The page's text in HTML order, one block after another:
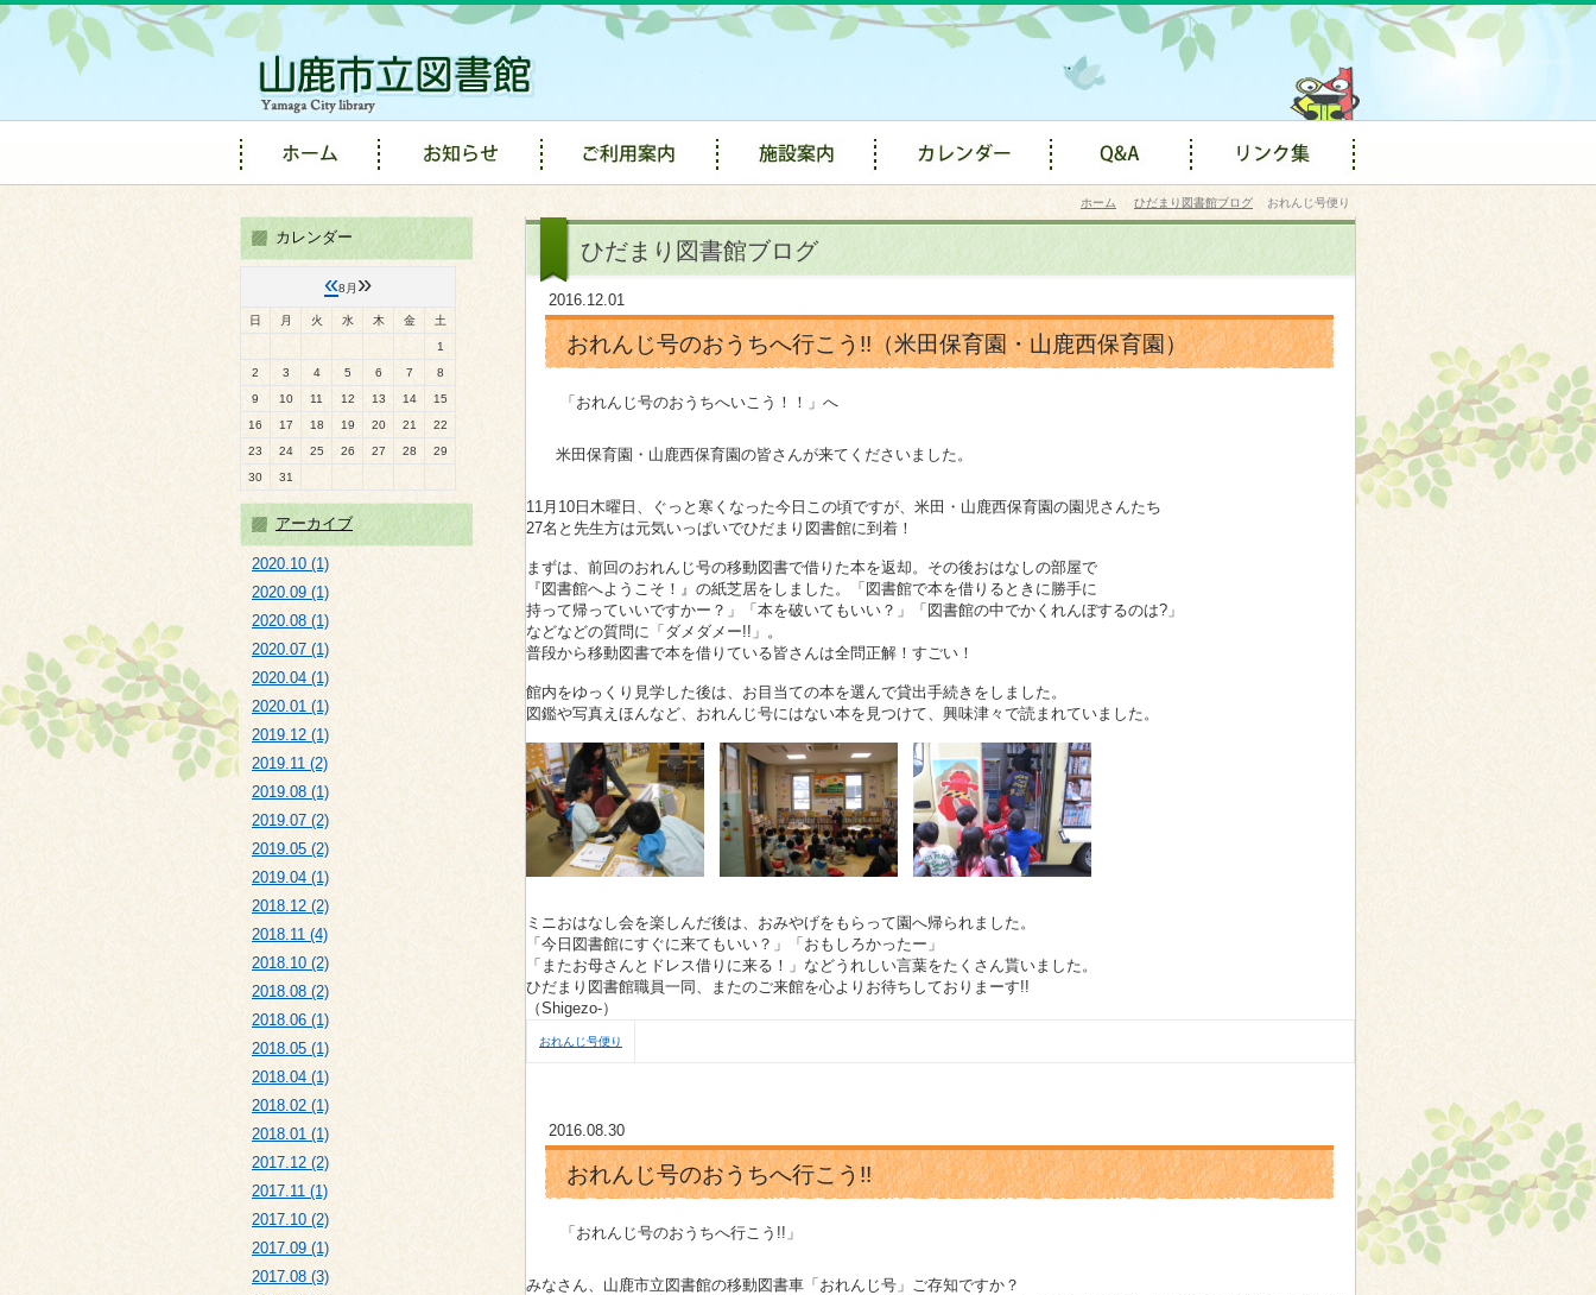
ホーム ひだまり図書館ブログ おれんじ号便り
ひだまり図書館ブログ
2016.12.01
おれんじ号のおうちへ行こう!!（米田保育園・山鹿西保育園）
「おれんじ号のおうちへいこう！！」へ
米田保育園・山鹿西保育園の皆さんが来てくださいました。
11月10日木曜日、ぐっと寒くなった今日この頃ですが、米田・山鹿西保育園の園児さんたち
27名と先生方は元気いっぱいでひだまり図書館に到着！
まずは、前回のおれんじ号の移動図書で借りた本を返却。その後おはなしの部屋で
『図書館へようこそ！』の紙芝居をしました。「図書館で本を借りるときに勝手に
持って帰っていいですかー？」「本を破いてもいい？」「図書館の中でかくれんぼするのは?」
などなどの質問に「ダメダメー!!」。
普段から移動図書で本を借りている皆さんは全問正解！すごい！
館内をゆっくり見学した後は、お目当ての本を選んで貸出手続きをしました。
図鑑や写真えほんなど、おれんじ号にはない本を見つけて、興味津々で読まれていました。
ミニおはなし会を楽しんだ後は、おみやげをもらって園へ帰られました。
「今日図書館にすぐに来てもいい？」「おもしろかったー」
「またお母さんとドレス借りに来る！」などうれしい言葉をたくさん貰いました。
ひだまり図書館職員一同、またのご来館を心よりお待ちしておりまーす!!
（Shigezo-）
おれんじ号便り
2016.08.30
おれんじ号のおうちへ行こう!!
「おれんじ号のおうちへ行こう!!」
みなさん、山鹿市立図書館の移動図書車「おれんじ号」ご存知ですか？
カレンダー
«8月 »
日 月 火 水 木 金
土
1
2
3 4 5 6 7
8
9
10 11 12 13 14
15
16
17 18 19 20 21
22
23
24 25 26 27 28
29
30
31
アーカイブ
2020.10 (1)
2020.09 (1)
2020.08 (1)
2020.07 (1)
2020.04 (1)
2020.01 (1)
2019.12 (1)
2019.11 (2)
2019.08 (1)
2019.07 (2)
2019.05 (2)
2019.04 (1)
2018.12 (2)
2018.11 (4)
2018.10 (2)
2018.08 (2)
2018.06 (1)
2018.05 (1)
2018.04 (1)
2018.02 (1)
2018.01 (1)
2017.12 (2)
2017.11 (1)
2017.10 (2)
2017.09 (1)
2017.08 (3)